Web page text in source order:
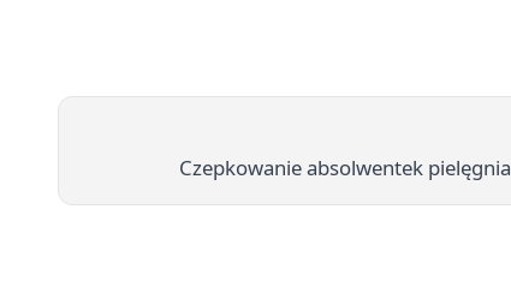
Czepkowanie absolwentek